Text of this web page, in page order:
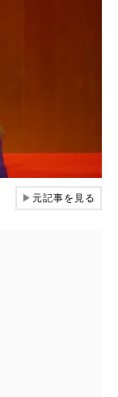
▶元記事を見る